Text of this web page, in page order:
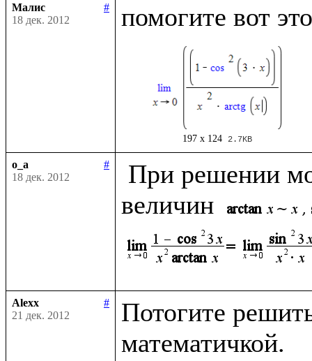
Малис
#
18 дек. 2012
197 x 124 2.7KB
o_a
#
18 дек. 2012
величин
Alexx
#
21 дек. 2012
Потогите